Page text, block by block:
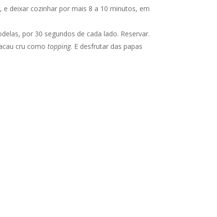
deixar cozinhar por mais 8 a 10 minutos, em
por 30 segundos de cada lado. Reservar.
cru comotopping. E desfrutar das papas